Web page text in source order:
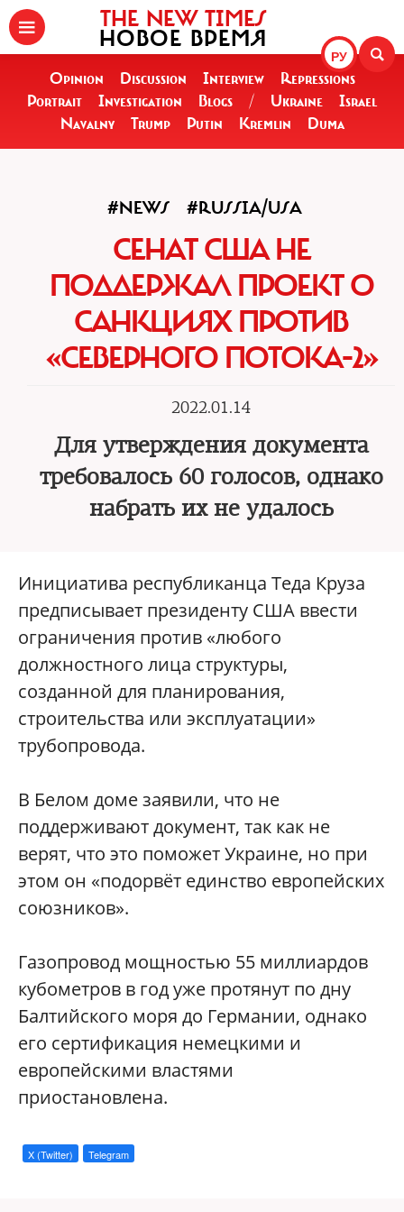
РУ
THE NEW TIMES
НОВОЕ ВРЕМЯ
Opinion Discussion Interview
Repressions
Portrait
Investigation Blogs / Ukraine
Israel
Navalny
Trump Putin Kremlin Duma
#NEWS #RUSSIA/USA
СЕНАТ США НЕ
ПОДДЕРЖАЛ ПРОЕКТ О
САНКЦИЯХ ПРОТИВ
«СЕВЕРНОГО ПОТОКА-2»
2022.01.14
Для утверждения документа
требовалось 60 голосов, однако
набрать их не удалось
Инициатива республиканца Теда Круза
предписывает президенту США ввести
ограничения против «любого
должностного лица структуры,
созданной для планирования,
строительства или эксплуатации»
трубопровода.
В Белом доме заявили, что не
поддерживают документ, так как не
верят, что это поможет Украине, но при
этом он «подорвёт единство европейских
союзников».
Газопровод мощностью 55 миллиардов
кубометров в год уже протянут по дну
Балтийского моря до Германии, однако
его сертификация немецкими и
европейскими властями
приостановлена.
X (Twitter) Telegram